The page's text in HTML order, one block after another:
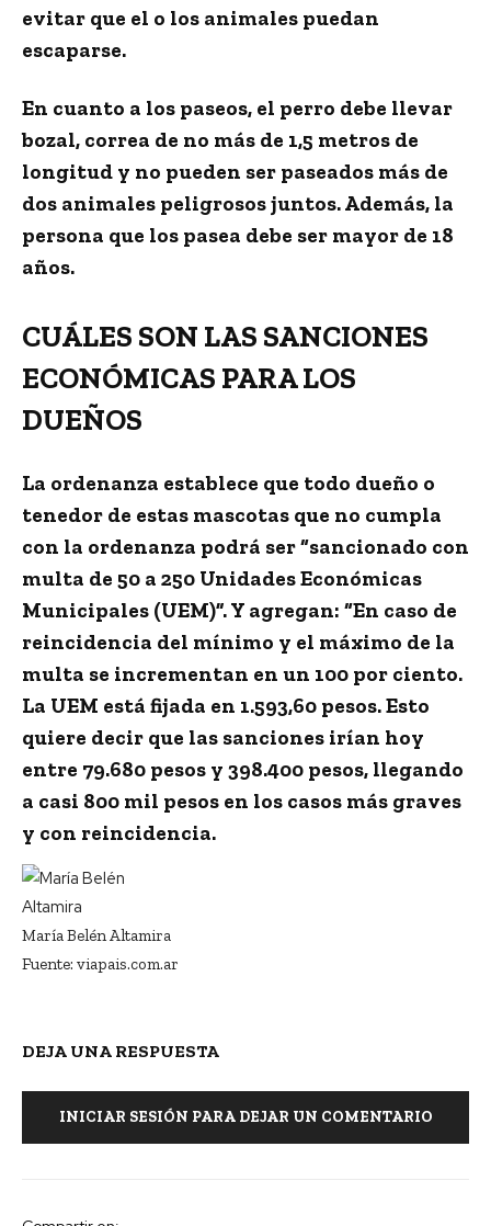
evitar que el o los animales puedan
escaparse.
En cuanto a los paseos, el perro debe llevar
bozal, correa de no más de 1,5 metros de
longitud y no pueden ser paseados más de
dos animales peligrosos juntos. Además, la
persona que los pasea debe ser mayor de 18
años.
CUÁLES SON LAS SANCIONES
ECONÓMICAS PARA LOS
DUEÑOS
La ordenanza establece que todo dueño o
tenedor de estas mascotas que no cumpla
con la ordenanza podrá ser “sancionado con
multa de 50 a 250 Unidades Económicas
Municipales (UEM)”. Y agregan: “En caso de
reincidencia del mínimo y el máximo de la
multa se incrementan en un 100 por ciento.
La UEM está fijada en 1.593,60 pesos. Esto
quiere decir que las sanciones irían hoy
entre 79.680 pesos y 398.400 pesos, llegando
a casi 800 mil pesos en los casos más graves
y con reincidencia.
María Belén Altamira
Fuente: viapais.com.ar
DEJA UNA RESPUESTA
INICIAR SESIÓN PARA DEJAR UN COMENTARIO